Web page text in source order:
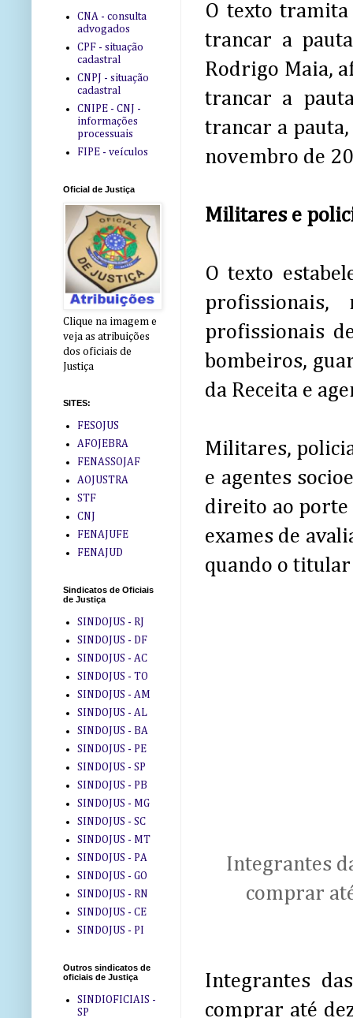
O texto
trancar a
Rodrigo Maia,
trancar a
trancar a
novembro de
Militares e
O texto
profissionais
bombeiros,
da Receita e
Militares,
e agentes
direito ao porte
exames de
quando o
Integrantes
comprar
Integrantes
comprar até
CNA - consulta
advogados
CPF - situação
cadastral
CNPJ - situação
cadastral
CNIPE - CNJ -
informações
processuais
FIPE - veículos
Oficial de Justiça
Clique na imagem e
veja as atribuições
dos oficiais de
Justiça
SITES:
FESOJUS
AFOJEBRA
FENASSOJAF
AOJUSTRA
STF
CNJ
FENAJUFE
FENAJUD
Sindicatos de Oficiais
de Justiça
SINDOJUS - RJ
SINDOJUS - DF
SINDOJUS - AC
SINDOJUS - TO
SINDOJUS - AM
SINDOJUS - AL
SINDOJUS - BA
SINDOJUS - PE
SINDOJUS - SP
SINDOJUS - PB
SINDOJUS - MG
SINDOJUS - SC
SINDOJUS - MT
SINDOJUS - PA
SINDOJUS - GO
SINDOJUS - RN
SINDOJUS - CE
SINDOJUS - PI
Outros sindicatos de
oficiais de Justiça
SINDIOFICIAIS -
SP